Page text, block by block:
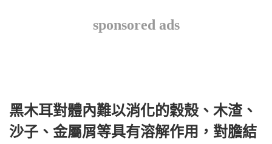
sponsored ads
黑木耳對體內難以消化的穀殼、木渣、
沙子、金屬屑等具有溶解作用，對膽結